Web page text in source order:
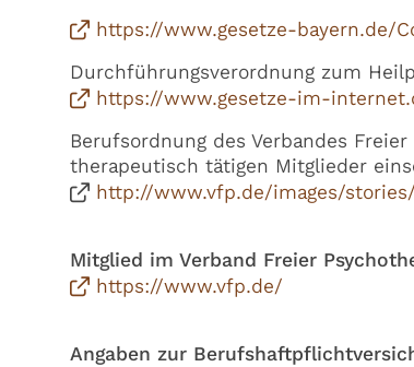
https://www.gesetze-bayern.de/
Durchführungsverordnung zum
https://www.gesetze-im-
Berufsordnung des Verbandes
therapeutisch tätigen Mitglieder
http://www.vfp.de/images/
Mitglied im Verband Freier
https://www.vfp.de/
Angaben zur